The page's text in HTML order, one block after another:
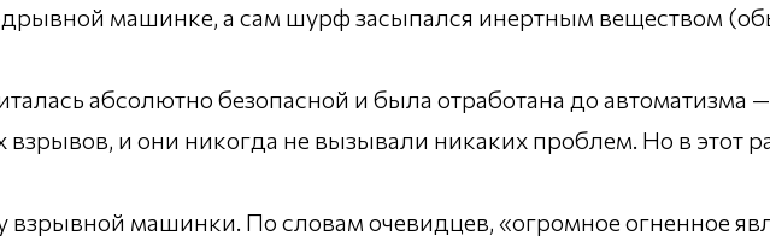
машинке, а сам шурф засыпался инертным веществом
абсолютно безопасной и была отработана до автоматизма
и они никогда не вызывали никаких проблем. Но в этот
взрывной машинки. По словам очевидцев, «огромное огненное